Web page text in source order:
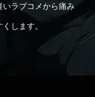
ラブコメから痛み
します。